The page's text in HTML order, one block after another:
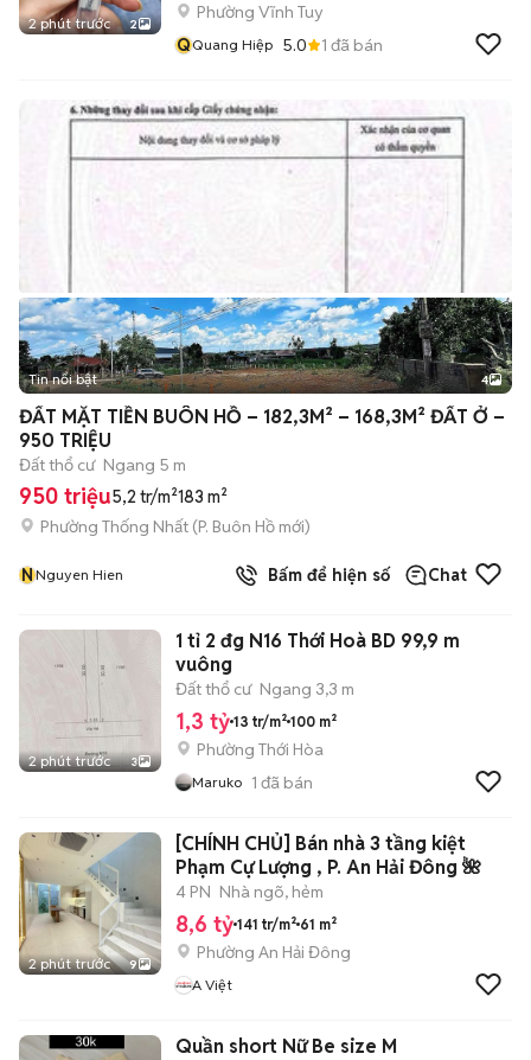
2 phút trước 2
Phường Vĩnh Tuy
QQuang Hiệp 5.0 1 đã bán
Tin nổi bật 4
ĐẤT MẶT TIỀN BUÔN HỒ – 182,3M² – 168,3M² ĐẤT Ở –
950 TRIỆU
Đất thổ cư Ngang 5 m
950 triệu5,2 tr/m²183 m²
Phường Thống Nhất (P. Buôn Hồ mới)
NNguyen Hien Bấm để hiện số Chat
2 phút trước 3
1 tỉ 2 đg N16 Thới Hoà BD 99,9 m
vuông
Đất thổ cư Ngang 3,3 m
1,3 tỷ 13 tr/m² 100 m²
Phường Thới Hòa
Maruko 1 đã bán
2 phút trước 9
[CHÍNH CHỦ] Bán nhà 3 tầng kiệt
Phạm Cự Lượng , P. An Hải Đông 🌺
4 PN Nhà ngõ, hẻm
8,6 tỷ 141 tr/m² 61 m²
Phường An Hải Đông
A Việt
Quần short Nữ Be size M